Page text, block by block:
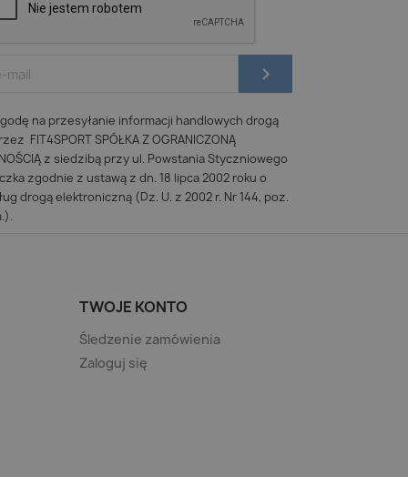
na przesyłanie informacji handlowych drogą
FIT4SPORT SPÓŁKA Z OGRANICZONĄ
z siedzibą przy ul. Powstania Styczniowego
zgodnie z ustawą z dn. 18 lipca 2002 roku o
drogą elektroniczną (Dz. U. z 2002 r. Nr 144, poz.
TWOJE KONTO
Śledzenie zamówienia
Zaloguj się